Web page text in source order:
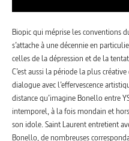
Biopic qui méprise les conventions
s’attache à une décennie en
celles de la dépression et de la
C’est aussi la période la plus
dialogue avec l’effervescence
distance qu’imagine Bonello entre
intemporel, à la fois mondain et
son idole. Saint Laurent entretient
Bonello, de nombreuses